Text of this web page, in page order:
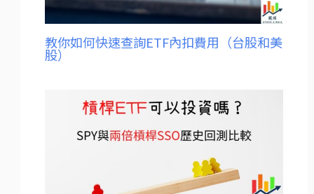
教你如何快速查詢ETF內扣費用（台股和美
股）